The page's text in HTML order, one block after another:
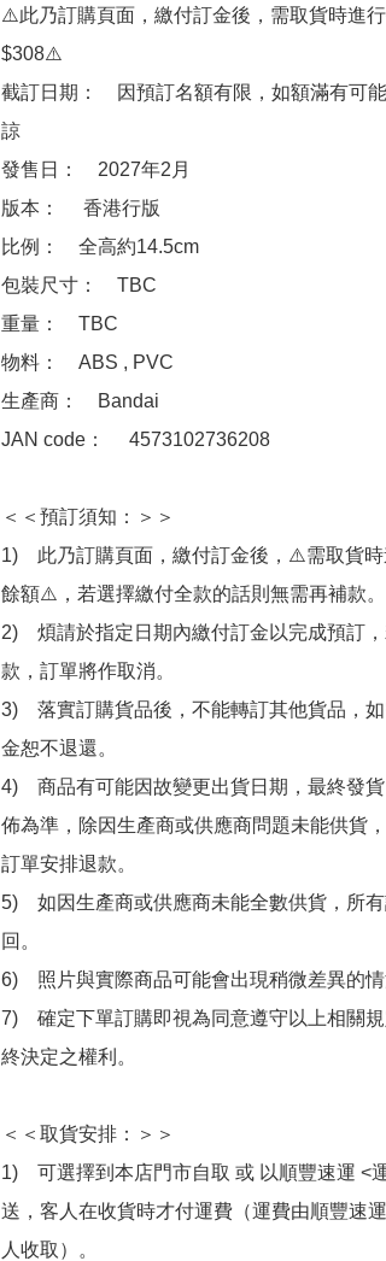
⚠️此乃訂購頁面，繳付訂金後，需取貨時進行
$308⚠️
截訂日期：　因預訂名額有限，如額滿有可
諒
發售日：　2027年2月
版本：　 香港行版
比例：　全高約14.5cm
包裝尺寸：　TBC
重量：　TBC
物料：　ABS , PVC
生產商：　Bandai
JAN code：　 4573102736208
＜＜預訂須知：＞＞
1)　此乃訂購頁面，繳付訂金後，⚠️需取貨
餘額⚠️，若選擇繳付全款的話則無需再補款。
2)　煩請於指定日期內繳付訂金以完成預訂
款，訂單將作取消。
3)　落實訂購貨品後，不能轉訂其他貨品，
金恕不退還。
4)　商品有可能因故變更出貨日期，最終發
佈為準，除因生產商或供應商問題未能供貨
訂單安排退款。
5)　如因生產商或供應商未能全數供貨，所
回。
6)　照片與實際商品可能會出現稍微差異的情
7)　確定下單訂購即視為同意遵守以上相關
終決定之權利。
＜＜取貨安排：＞＞
1)　可選擇到本店門市自取 或 以順豐速運 <
送，客人在收貨時才付運費（運費由順豐速
人收取）。